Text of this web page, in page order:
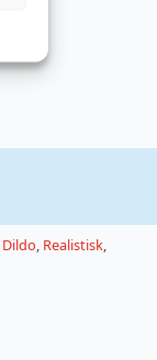
Dildo, Realistisk,